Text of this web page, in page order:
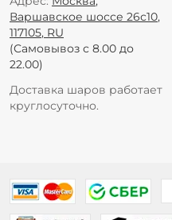
Варшавское шоссе 26с10,
117105, RU
(Самовывоз с 8.00 до
22.00)
Доставка шаров работает
круглосуточно.